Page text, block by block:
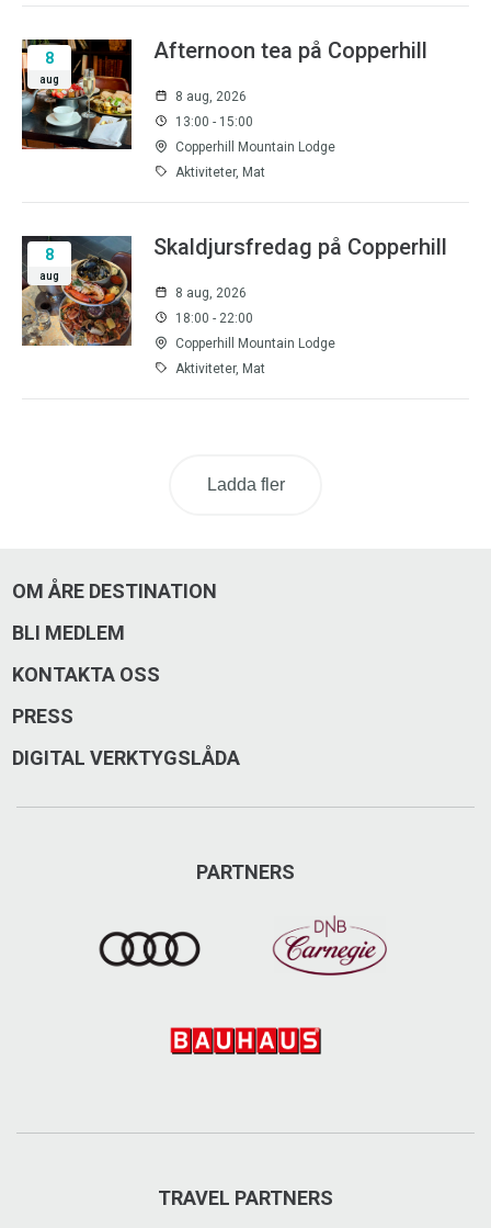
8
aug
Afternoon tea på Copperhill
8 aug, 2026
13:00 - 15:00
Copperhill Mountain Lodge
Aktiviteter, Mat
8
aug
Skaldjursfredag på Copperhill
8 aug, 2026
18:00 - 22:00
Copperhill Mountain Lodge
Aktiviteter, Mat
Ladda fler
OM ÅRE DESTINATION
BLI MEDLEM
KONTAKTA OSS
PRESS
DIGITAL VERKTYGSLÅDA
PARTNERS
TRAVEL PARTNERS